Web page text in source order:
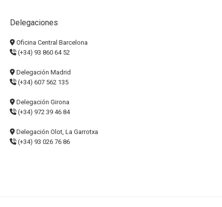
Delegaciones
Oficina Central Barcelona
(+34) 93 860 64 52
Delegación Madrid
(+34) 607 562 135
Delegación Girona
(+34) 972 39 46 84
Delegación Olot, La Garrotxa
(+34) 93 026 76 86